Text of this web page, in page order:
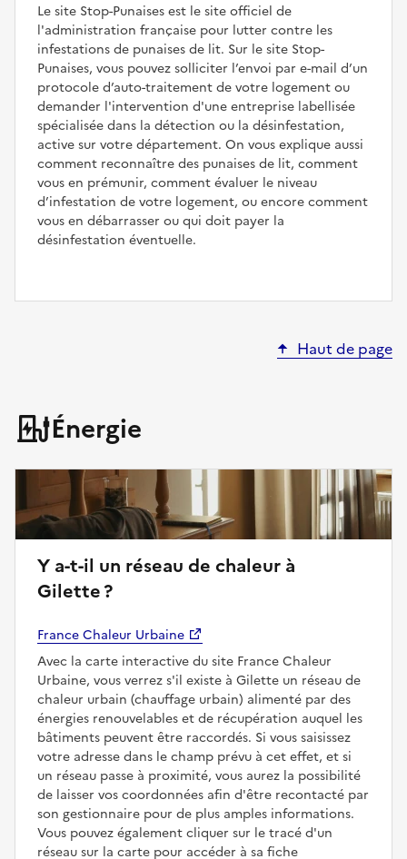
Le site Stop-Punaises est le site officiel de
l'administration française pour lutter contre les
infestations de punaises de lit. Sur le site Stop-
Punaises, vous pouvez solliciter l’envoi par e-mail d’un
protocole d’auto-traitement de votre logement ou
demander l'intervention d'une entreprise labellisée
spécialisée dans la détection ou la désinfestation,
active sur votre département. On vous explique aussi
comment reconnaître des punaises de lit, comment
vous en prémunir, comment évaluer le niveau
d’infestation de votre logement, ou encore comment
vous en débarrasser ou qui doit payer la
désinfestation éventuelle.
Haut de page
Énergie
Y a-t-il un réseau de chaleur à
Gilette ?
France Chaleur Urbaine
Avec la carte interactive du site France Chaleur
Urbaine, vous verrez s'il existe à Gilette un réseau de
chaleur urbain (chauffage urbain) alimenté par des
énergies renouvelables et de récupération auquel les
bâtiments peuvent être raccordés. Si vous saisissez
votre adresse dans le champ prévu à cet effet, et si
un réseau passe à proximité, vous aurez la possibilité
de laisser vos coordonnées afin d'être recontacté par
son gestionnaire pour de plus amples informations.
Vous pouvez également cliquer sur le tracé d'un
réseau sur la carte pour accéder à sa fiche